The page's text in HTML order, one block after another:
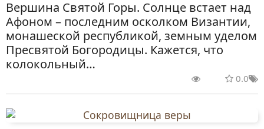
Вершина Святой Горы. Солнце встает над
Афоном – последним осколком Византии,
монашеской республикой, земным уделом
Пресвятой Богородицы. Кажется, что
колокольный…
0.0